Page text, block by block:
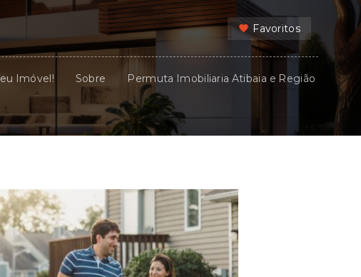
Favoritos
Imóvel! Sobre Permuta Imobiliaria Atibaia e Região